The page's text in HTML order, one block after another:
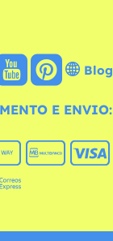
Blog
E ENVIO: